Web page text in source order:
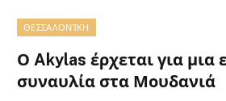
ΘΕΣΣΑΛΟΝΊΚΗ
Ο Akylas έρχεται για μια
συναυλία στα Μουδανιά